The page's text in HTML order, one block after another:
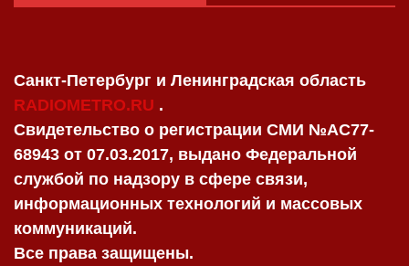
Санкт-Петербург и Ленинградская область
RADIOMETRO.RU .
Свидетельство о регистрации СМИ №AC77-
68943 от 07.03.2017, выдано Федеральной
службой по надзору в сфере связи,
информационных технологий и массовых
коммуникаций.
Все права защищены.